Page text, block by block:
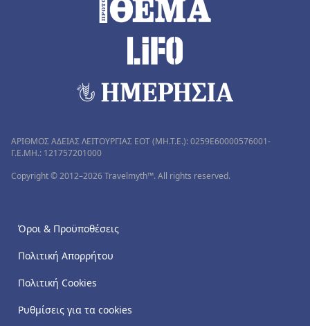
ΑΡΙΘΜΟΣ ΑΔΕΙΑΣ ΛΕΙΤΟΥΡΓΙΑΣ ΕΟΤ (MH.T.E.): 0259Ε60000576001-
Γ.Ε.ΜΗ.: 121757201000
Copyright © 2012–2026 Travelmyth™. All rights reserved.
Όροι & Προϋποθέσεις
Πολιτική Απορρήτου
Πολιτική Cookies
Ρυθμίσεις για τα cookies